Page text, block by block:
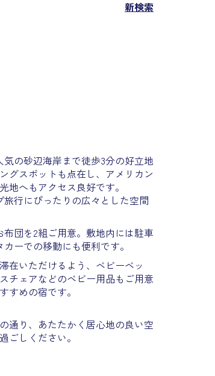
新検索
の砂辺海岸まで徒歩3分の好立地
グスポットも点在し、アメリカン
地へもアクセス良好です。
行にぴったりの広々とした空間
団を2組ご用意。敷地内には駐車
ーでの移動にも便利です。
在いただけるよう、ベビーベッ
チェアなどのベビー用品もご用意
すめの宿です。
通り、あたたかく居心地の良い空
ごしください。